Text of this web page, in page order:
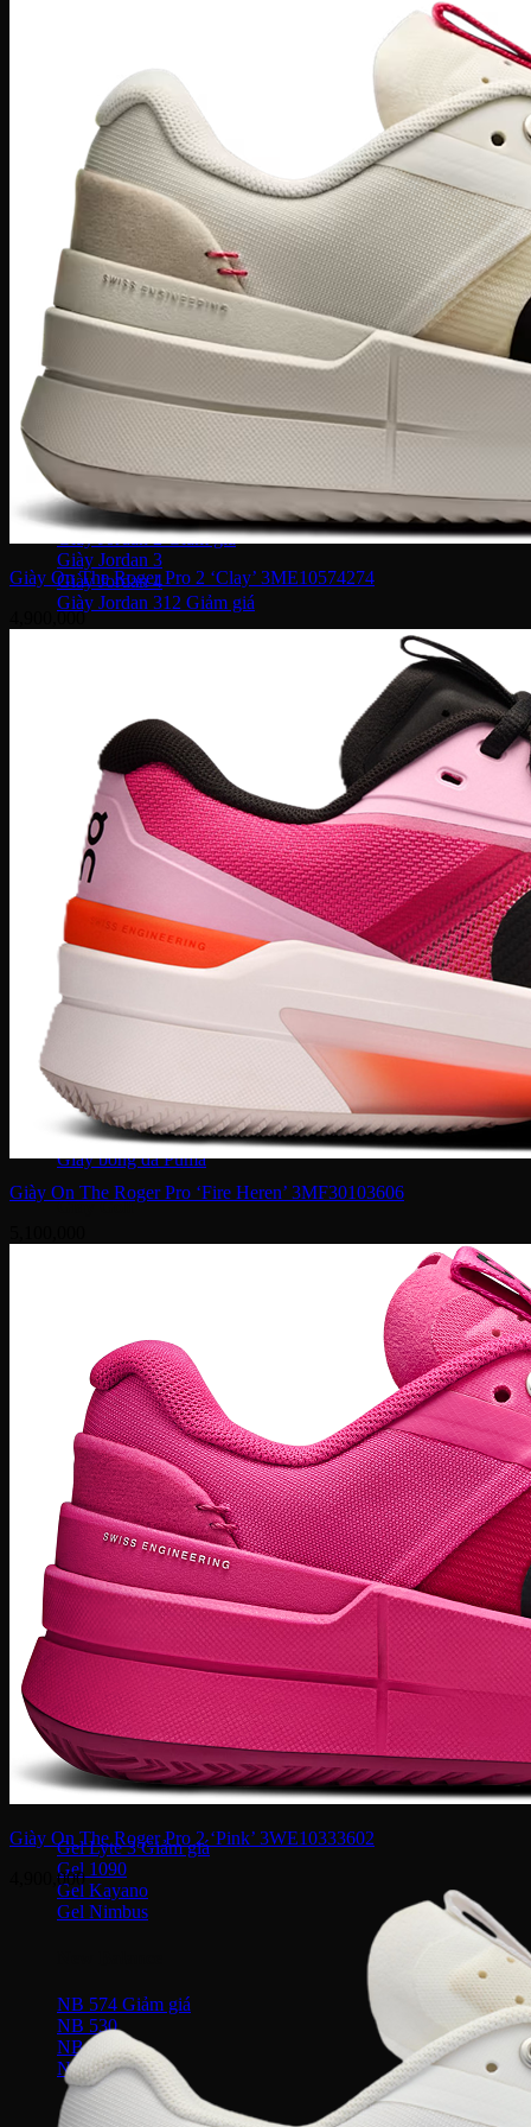
Nike Kobe
NIke GT Cut 2
Giày Chạy
Pegasus 41
Nike Air Zoom
Nike Tempo
Nike Zoomx
Air Force 1
Air Force 1 Shadow nữ
Air Huarache
Air Uptempo
Giày Jordan 1
Giày Jordan 1 Low
Giày Jordan 1 Mid
Giày Jordan 1 High
Giày Jordan 1 High Zoom
Giày Jordan 2
Giày Jordan 3
Giày Jordan 4
Giày Jordan 312
Giày bóng rổ Puma
Giày bóng rổ Adidas
Giày bóng rổ Li-ning
Giày bóng rổ Under Armour
Giày Chạy
Giày chạy Nike
Giày chạy NB
Giày chạy Puma
Giày chạy Adidas
Giày Chạy Asics
Giày chạy Under Armour
Giày chạy Hoka
Giày chạy ON
Giày bóng đá
Giày bóng đá Nike
Giày bóng đá Adidas
Giày bóng đá Puma
Giày Golf
Giày Tranining Nike
Giày Tranining Adidas
Giày Leo Núi
Giày leo núi adidas
Giày leo núi Nike
Giày Puma
Puma Palermo
Puma Suede
Puma Speedcat
Giày Reebok
Reebok Club C 85
Reebok Instapump
Giày Asics
Gel Lyte 3
Gel 1090
Gel Kayano
Gel Nimbus
NB 574
NB 530
NB 1906R
NB 2002R
Giày Converse
Giày On The Roger Pro 2 ‘Clay’ 3ME10574274
4,900,000
Giày On The Roger Pro ‘Fire Heren’ 3MF30103606
Giày On The Roger Pro 2 ‘Pink’ 3WE10333602
4,900,000